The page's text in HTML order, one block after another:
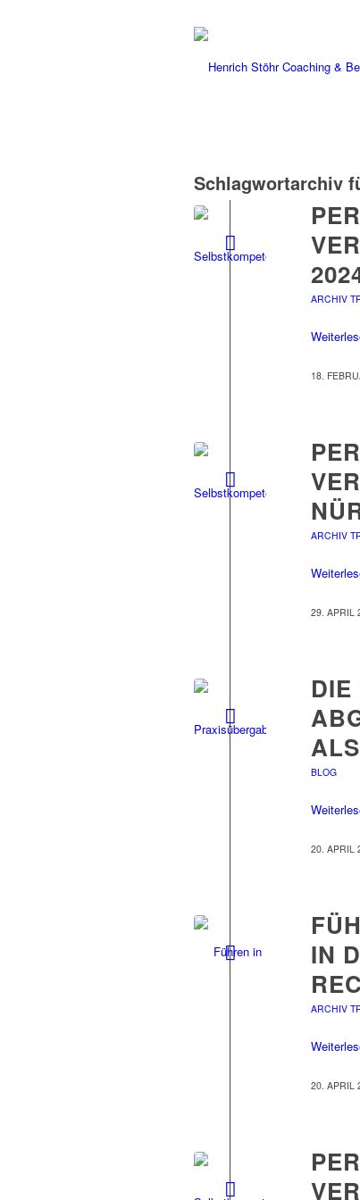
Schlagwortarchiv
ARCHIV
18.
ARCHIV
29. APRIL
BLOG
20. APRIL
IN
ARCHIV
20. APRIL